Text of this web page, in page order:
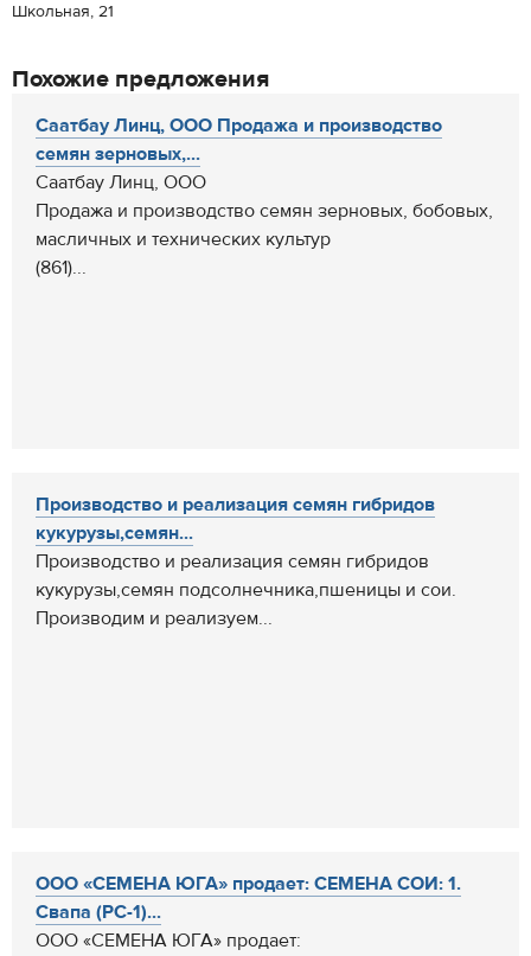
Школьная, 21
Похожие предложения
Саатбау Линц, ООО Продажа и производство
семян зерновых,...
Саатбау Линц, ООО
Продажа и производство семян зерновых, бобовых,
масличных и технических культур
(861)...
Производство и реализация семян гибридов
кукурузы,семян...
Производство и реализация семян гибридов
кукурузы,семян подсолнечника,пшеницы и сои.
Производим и реализуем...
ООО «СЕМЕНА ЮГА» продает: СЕМЕНА СОИ: 1.
Свапа (РС-1)...
ООО «СЕМЕНА ЮГА» продает: